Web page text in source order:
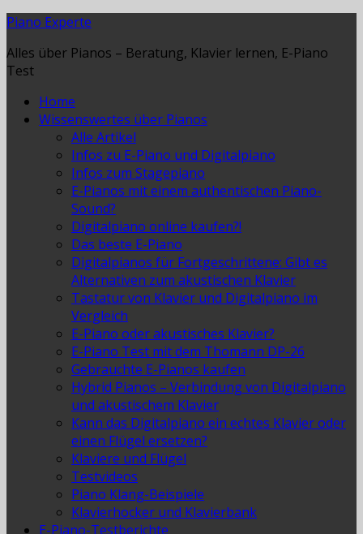
Piano Experte
Alles über Pianos – Beratung, Klavier lernen, E-Piano
Test
Home
Wissenswertes über Pianos
Alle Artikel
Infos zu E-Piano und Digitalpiano
Infos zum Stagepiano
E-Pianos mit einem authentischen Piano-
Sound?
Digitalpiano online kaufen?!
Das beste E-Piano
Digitalpianos für Fortgeschrittene: Gibt es
Alternativen zum akustischen Klavier
Tastatur von Klavier und Digitalpiano im
Vergleich
E-Piano oder akustisches Klavier?
E-Piano Test mit dem Thomann DP-26
Gebrauchte E-Pianos kaufen
Hybrid Pianos – Verbindung von Digitalpiano
und akustischem Klavier
Kann das Digitalpiano ein echtes Klavier oder
einen Flügel ersetzen?
Klaviere und Flügel
Testvideos
Piano Klang-Beispiele
Klavierhocker und Klavierbank
E-Piano-Testberichte